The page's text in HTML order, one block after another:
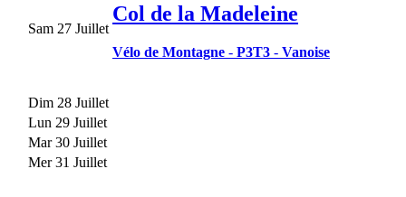
Sam 27 Juillet
Col de la Madeleine
Vélo de Montagne - P3T3 - Vanoise
Dim 28 Juillet
Lun 29 Juillet
Mar 30 Juillet
Mer 31 Juillet